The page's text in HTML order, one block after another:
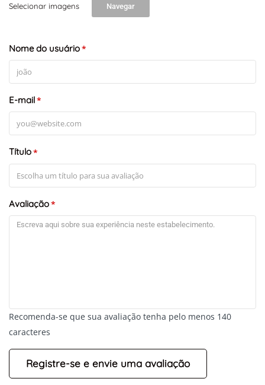
Leaflet
Selecionar imagens Navegar
Nome do usuário*
E-mail*
Título*
Avaliação*
Recomenda-se que sua avaliação tenha pelo menos 140
caracteres